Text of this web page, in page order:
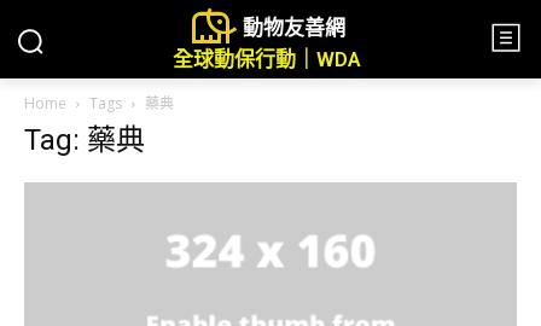
動物友善網
全球動保行動｜WDA
Home Tags 藥典
Tag: 藥典